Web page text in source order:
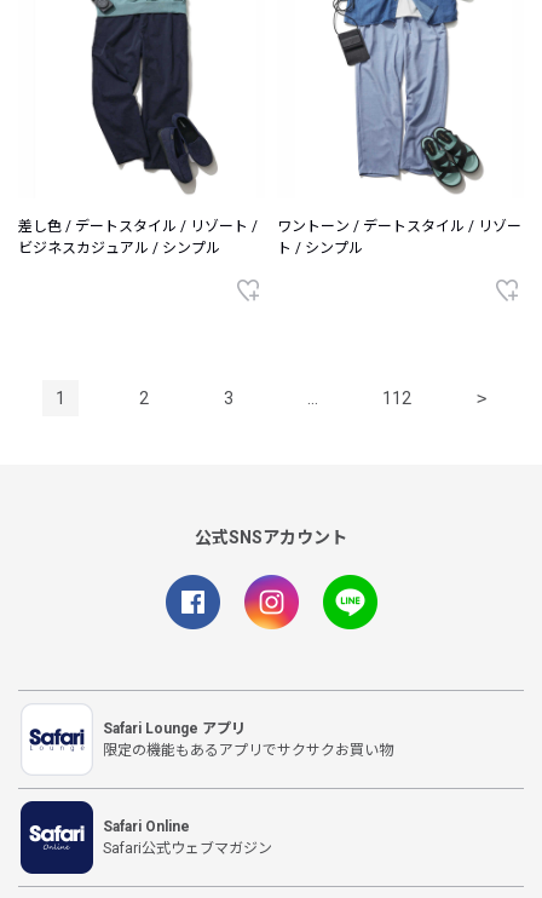
差し色 / デートスタイル / リゾート /
ビジネスカジュアル / シンプル
ワントーン / デートスタイル / リゾー
ト / シンプル
1 2 3 112 >
公式SNSアカウント
Safari Lounge アプリ
限定の機能もあるアプリでサクサクお買い物
Safari Online
Safari公式ウェブマガジン